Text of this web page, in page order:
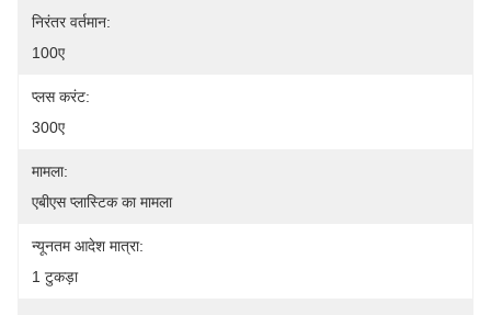
निरंतर वर्तमान:
100ए
प्लस करंट:
300ए
मामला:
एबीएस प्लास्टिक का मामला
न्यूनतम आदेश मात्रा:
1 टुकड़ा